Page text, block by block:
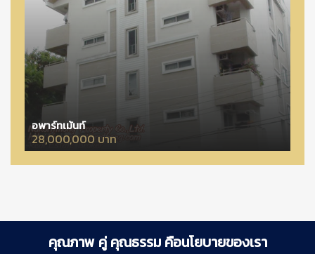
อพาร์ทเม้นท์
28,000,000 บาท
คุณภาพ คู่ คุณธรรม คือนโยบายของเรา